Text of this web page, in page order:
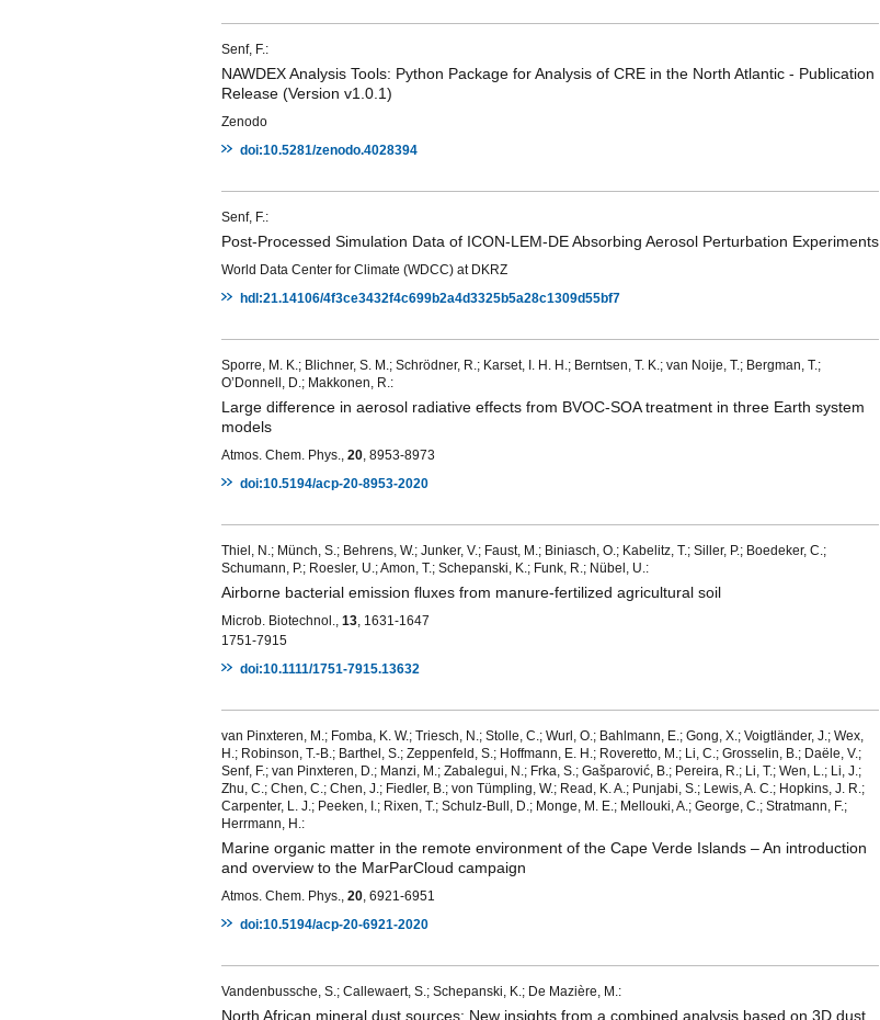
Senf, F.:
NAWDEX Analysis Tools: Python Package for Analysis of CRE in the North Atlantic - Publication
Release (Version v1.0.1)
Zenodo
doi:10.5281/zenodo.4028394
Senf, F.:
Post-Processed Simulation Data of ICON-LEM-DE Absorbing Aerosol Perturbation Experiments
World Data Center for Climate (WDCC) at DKRZ
hdl:21.14106/4f3ce3432f4c699b2a4d3325b5a28c1309d55bf7
Sporre, M. K.; Blichner, S. M.; Schrödner, R.; Karset, I. H. H.; Berntsen, T. K.; van Noije, T.; Bergman, T.;
O’Donnell, D.; Makkonen, R.:
Large difference in aerosol radiative effects from BVOC-SOA treatment in three Earth system
models
Atmos. Chem. Phys., 20 , 8953-8973
doi:10.5194/acp-20-8953-2020
Thiel, N.; Münch, S.; Behrens, W.; Junker, V.; Faust, M.; Biniasch, O.; Kabelitz, T.; Siller, P.; Boedeker, C.;
Schumann, P.; Roesler, U.; Amon, T.; Schepanski, K.; Funk, R.; Nübel, U.:
Airborne bacterial emission fluxes from manure-fertilized agricultural soil
Microb. Biotechnol., 13 , 1631-1647
1751-7915
doi:10.1111/1751-7915.13632
van Pinxteren, M.; Fomba, K. W.; Triesch, N.; Stolle, C.; Wurl, O.; Bahlmann, E.; Gong, X.; Voigtländer, J.; Wex,
H.; Robinson, T.-B.; Barthel, S.; Zeppenfeld, S.; Hoffmann, E. H.; Roveretto, M.; Li, C.; Grosselin, B.; Daële, V.;
Senf, F.; van Pinxteren, D.; Manzi, M.; Zabalegui, N.; Frka, S.; Gašparović, B.; Pereira, R.; Li, T.; Wen, L.; Li, J.;
Zhu, C.; Chen, C.; Chen, J.; Fiedler, B.; von Tümpling, W.; Read, K. A.; Punjabi, S.; Lewis, A. C.; Hopkins, J. R.;
Carpenter, L. J.; Peeken, I.; Rixen, T.; Schulz-Bull, D.; Monge, M. E.; Mellouki, A.; George, C.; Stratmann, F.;
Herrmann, H.:
Marine organic matter in the remote environment of the Cape Verde Islands – An introduction
and overview to the MarParCloud campaign
Atmos. Chem. Phys., 20 , 6921-6951
doi:10.5194/acp-20-6921-2020
Vandenbussche, S.; Callewaert, S.; Schepanski, K.; De Mazière, M.:
North African mineral dust sources: New insights from a combined analysis based on 3D dust